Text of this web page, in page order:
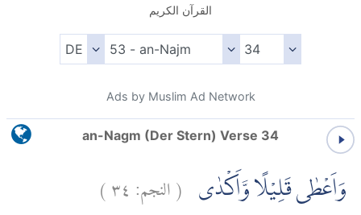
القرآن الكريم
Ads by Muslim Ad Network
an-Nagm (Der Stern) Verse 34
وَاَعْطٰى قَلِيْلًا وَّاَكْدٰى (النجم: ٣٤)